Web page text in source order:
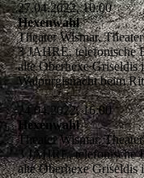
27.04.2022, 10:00
Hexenwahl
Theater Wismar,
3 JAHRE, telefonische
alte Oberhexe Griseldis
Walpurgisnacht beim
24.04.2022, 16:00
Hexenwahl
Theater Wismar,
3 JAHRE, telefonische
alte Oberhexe Griseldis